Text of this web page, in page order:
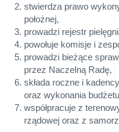
stwierdza prawo
położnej,
prowadzi rejestr
powołuje komisje i
prowadzi bieżące
przez Naczelną Radę,
składa roczne i
oraz wykonania
współpracuje z
rządowej oraz z